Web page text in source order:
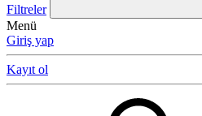
Filtreler
Menü
Giriş yap
Kayıt ol